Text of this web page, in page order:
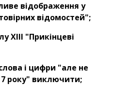
відображення у
відомостей";
XIII "Прикінцеві
і цифри "але не
року" виключити;